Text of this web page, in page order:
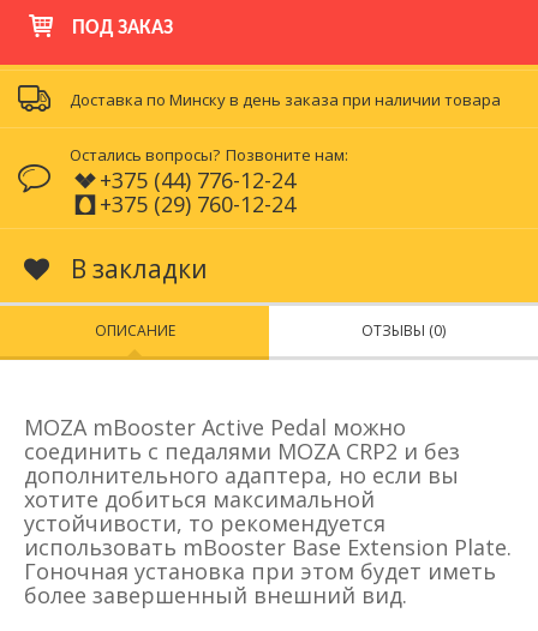
ПОД ЗАКАЗ
Доставка по Минску в день заказа при наличии товара
Остались вопросы? Позвоните нам:
+375 (44) 776-12-24
+375 (29) 760-12-24
В закладки
ОПИСАНИЕ ОТЗЫВЫ (0)
MOZA mBooster Active Pedal можно
соединить с педалями MOZA CRP2 и без
дополнительного адаптера, но если вы
хотите добиться максимальной
устойчивости, то рекомендуется
использовать mBooster Base Extension Plate.
Гоночная установка при этом будет иметь
более завершенный внешний вид.